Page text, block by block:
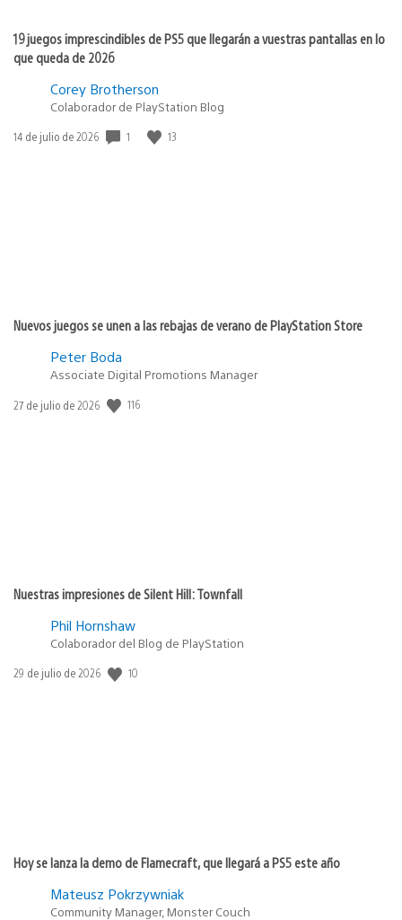
19 juegos imprescindibles de PS5 que llegarán a vuestras pantallas en lo
que queda de 2026
Corey Brotherson
Colaborador de PlayStation Blog
Fecha
14 de julio de 2026 1 13
Nuevos juegos se unen a las rebajas de verano de PlayStation Store
Peter Boda
Associate Digital Promotions Manager
Fecha
27 de julio de 2026 116
Nuestras impresiones de Silent Hill: Townfall
Phil Hornshaw
Colaborador del Blog de PlayStation
Fecha
29 de julio de 2026 10
Hoy se lanza la demo de Flamecraft, que llegará a PS5 este año
Mateusz Pokrzywniak
Community Manager, Monster Couch